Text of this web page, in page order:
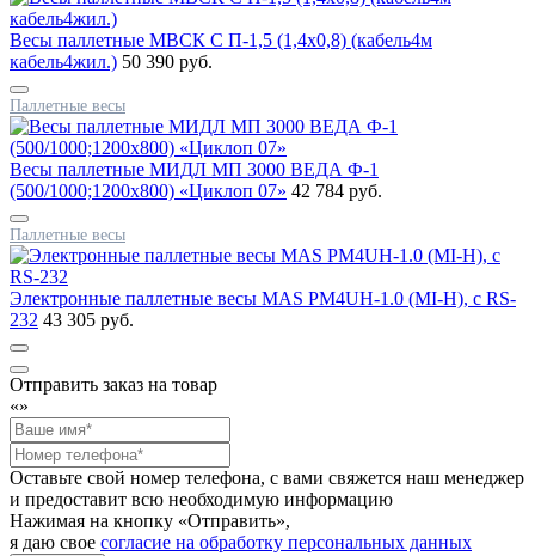
Весы паллетные МВСК С П-1,5 (1,4х0,8) (кабель4м
кабель4жил.) 50 390 руб.
Паллетные весы
Весы паллетные МИДЛ МП 3000 ВЕДА Ф-1
(500/1000;1200x800) «Циклоп 07» 42 784 руб.
Паллетные весы
Электронные паллетные весы MAS PM4UH-1.0 (MI-H), с RS-
232 43 305 руб.
Отправить заказ на товар
«»
Оставьте свой номер телефона, с вами свяжется наш менеджер
и предоставит всю необходимую информацию
Нажимая на кнопку «Отправить»,
я даю свое согласие на обработку персональных данных